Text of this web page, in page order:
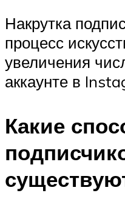
Накрутка
процесс
увеличения
аккаунте в
Какие